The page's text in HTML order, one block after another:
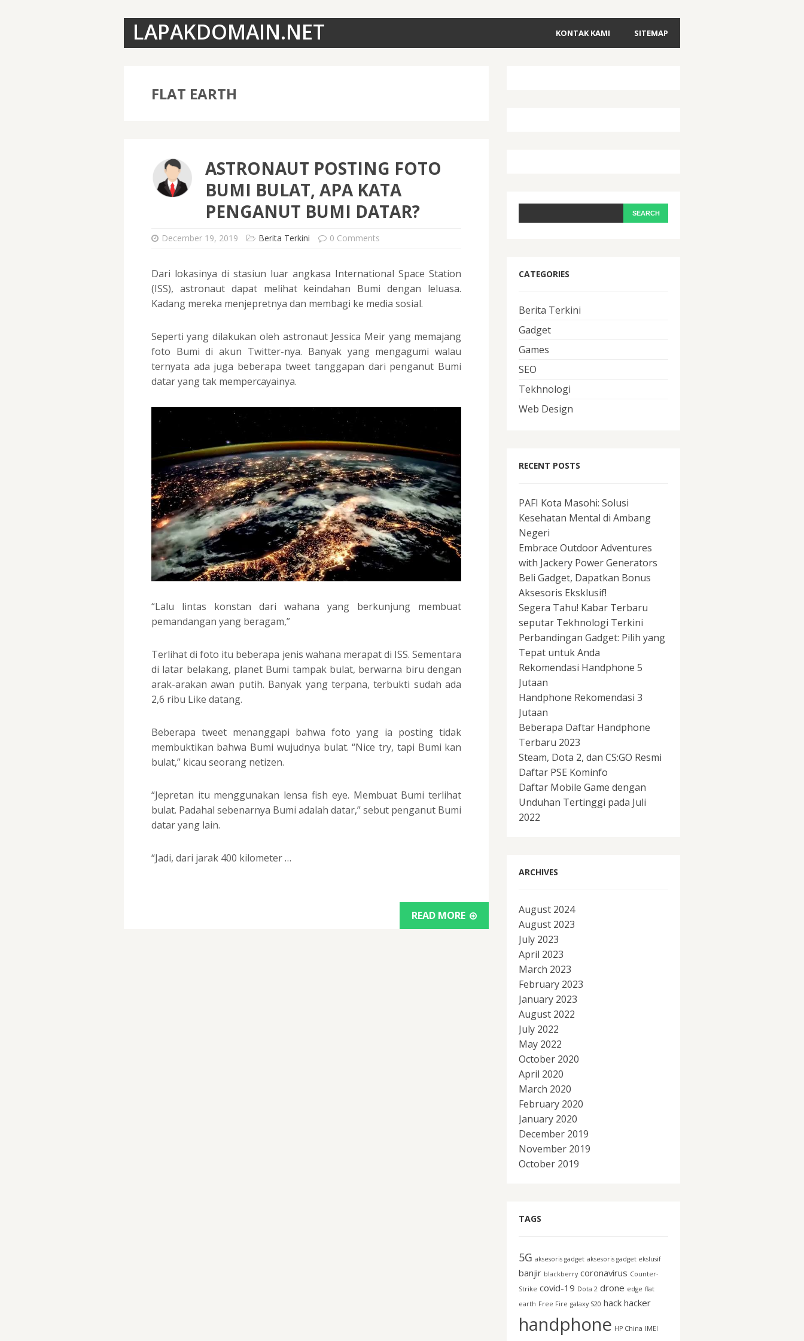
LAPAKDOMAIN.NET KONTAK KAMI SITEMAP
FLAT EARTH
ASTRONAUT POSTING FOTO
BUMI BULAT, APA KATA
PENGANUT BUMI DATAR?
December 19, 2019 Berita Terkini 0 Comments
Dari lokasinya di stasiun luar angkasa International Space Station
(ISS), astronaut dapat melihat keindahan Bumi dengan leluasa.
Kadang mereka menjepretnya dan membagi ke media sosial.
Seperti yang dilakukan oleh astronaut Jessica Meir yang memajang
foto Bumi di akun Twitter-nya. Banyak yang mengagumi walau
ternyata ada juga beberapa tweet tanggapan dari penganut Bumi
datar yang tak mempercayainya.
“Lalu lintas konstan dari wahana yang berkunjung membuat
pemandangan yang beragam,”
Terlihat di foto itu beberapa jenis wahana merapat di ISS. Sementara
di latar belakang, planet Bumi tampak bulat, berwarna biru dengan
arak-arakan awan putih. Banyak yang terpana, terbukti sudah ada
2,6 ribu Like datang.
Beberapa tweet menanggapi bahwa foto yang ia posting tidak
membuktikan bahwa Bumi wujudnya bulat. “Nice try, tapi Bumi kan
bulat,” kicau seorang netizen.
“Jepretan itu menggunakan lensa fish eye. Membuat Bumi terlihat
bulat. Padahal sebenarnya Bumi adalah datar,” sebut penganut Bumi
datar yang lain.
“Jadi, dari jarak 400 kilometer …
READ MORE
CATEGORIES
Berita Terkini
Gadget
Games
SEO
Tekhnologi
Web Design
RECENT POSTS
PAFI Kota Masohi: Solusi
Kesehatan Mental di Ambang
Negeri
Embrace Outdoor Adventures
with Jackery Power Generators
Beli Gadget, Dapatkan Bonus
Aksesoris Eksklusif!
Segera Tahu! Kabar Terbaru
seputar Tekhnologi Terkini
Perbandingan Gadget: Pilih yang
Tepat untuk Anda
Rekomendasi Handphone 5
Jutaan
Handphone Rekomendasi 3
Jutaan
Beberapa Daftar Handphone
Terbaru 2023
Steam, Dota 2, dan CS:GO Resmi
Daftar PSE Kominfo
Daftar Mobile Game dengan
Unduhan Tertinggi pada Juli
2022
ARCHIVES
August 2024
August 2023
July 2023
April 2023
March 2023
February 2023
January 2023
August 2022
July 2022
May 2022
October 2020
April 2020
March 2020
February 2020
January 2020
December 2019
November 2019
October 2019
TAGS
5G aksesoris gadget aksesoris gadget ekslusif
banjir blackberry coronavirus Counter-
Strike covid-19 Dota 2 drone edge flat
earth Free Fire galaxy S20 hack hacker
handphone HP China IMEI